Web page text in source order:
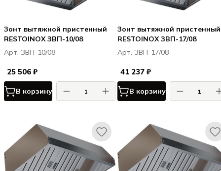
Зонт вытяжной пристенный
RESTOINOX ЗВП-10/08
Арт. ЗВП-10/08
25 506 ₽
В корзину
Зонт вытяжной пристенный
RESTOINOX ЗВП-17/08
Арт. ЗВП-17/08
41 237 ₽
В корзину